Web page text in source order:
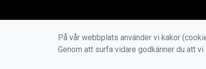
På vår webbplats använder vi kakor
Genom att surfa vidare godkänner du att vi